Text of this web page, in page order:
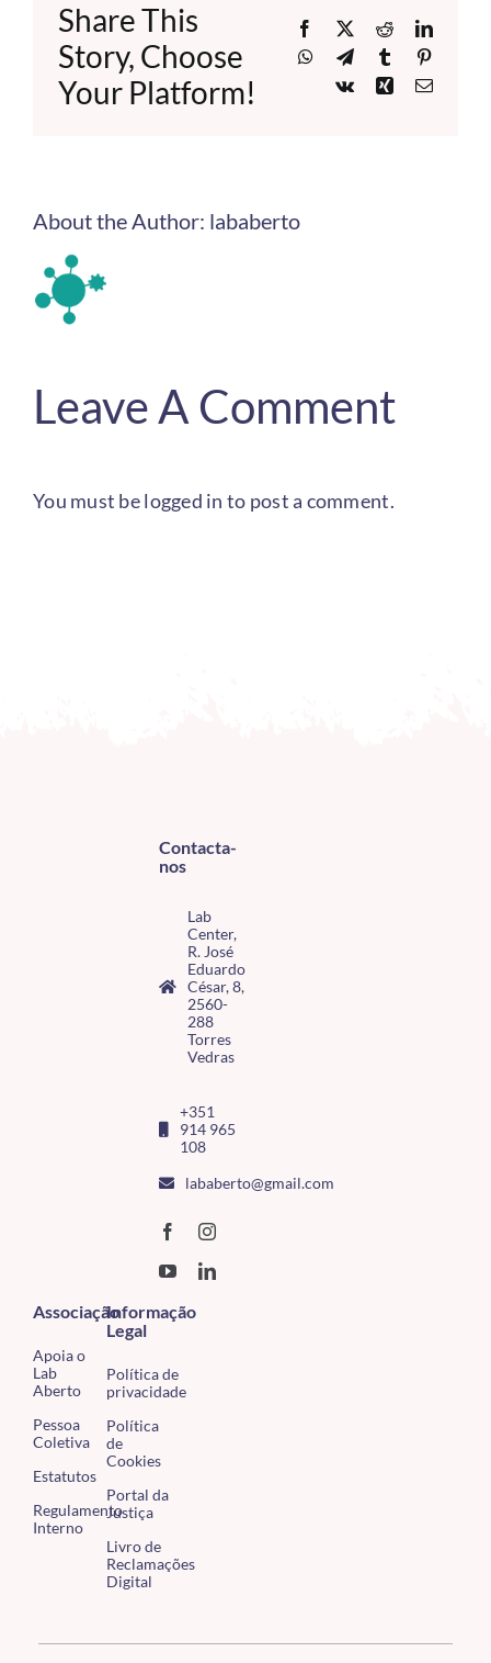
Share This
Story, Choose
Your Platform!
Facebook
X Reddit
WhatsApp
TelegramTumblr
Vk
XingEmail
About the Author: lababerto
Leave A Comment
You must belogged in to post a comment.
Contacta-
nos
Lab
Center,
R. José
Eduardo
César, 8,
2560-
288
Torres
Vedras
+351
914 965
108
lababerto@gmail.com
Associação
Apoia o
Lab
Aberto
Pessoa
Coletiva
Estatutos
Regulamento
Interno
Informação
Legal
Política de
privacidade
Política
de
Cookies
Portal da
Justiça
Livro de
Reclamações
Digital